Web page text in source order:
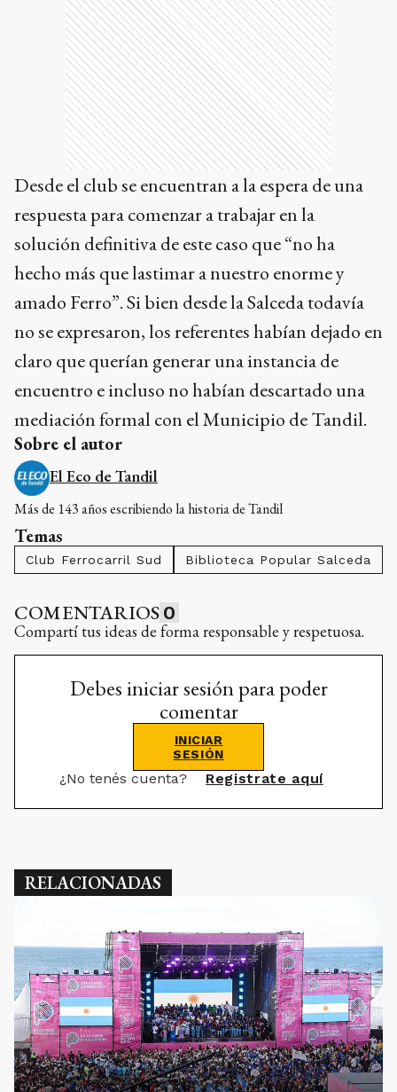
Desde el club se encuentran a la espera de una
respuesta para comenzar a trabajar en la
solución definitiva de este caso que “no ha
hecho más que lastimar a nuestro enorme y
amado Ferro”. Si bien desde la Salceda todavía
no se expresaron, los referentes habían dejado en
claro que querían generar una instancia de
encuentro e incluso no habían descartado una
mediación formal con el Municipio de Tandil.
Sobre el autor
El Eco de Tandil
Más de 143 años escribiendo la historia de Tandil
Temas
Club Ferrocarril Sud Biblioteca Popular Salceda
COMENTARIOS 0
Compartí tus ideas de forma responsable y respetuosa.
Debes iniciar sesión para poder
comentar
INICIAR
SESIÓN
¿No tenés cuenta? Registrate aquí
RELACIONADAS